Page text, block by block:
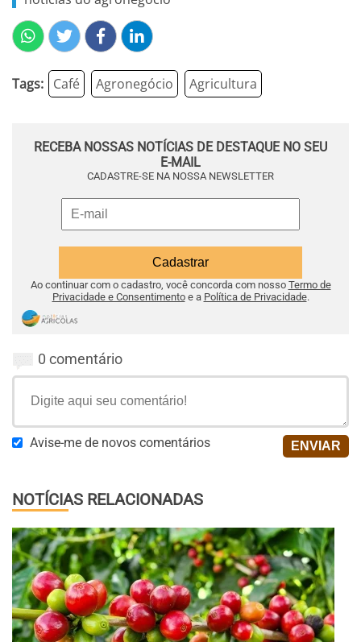
Tags: Café Agronegócio Agricultura
RECEBA NOSSAS NOTÍCIAS DE DESTAQUE NO SEU
E-MAIL
CADASTRE-SE NA NOSSA NEWSLETTER
Ao continuar com o cadastro, você concorda com nosso Termo de
Privacidade e Consentimentoe a Política de Privacidade.
0 comentário
Avise-me de novos comentários
NOTÍCIAS RELACIONADAS